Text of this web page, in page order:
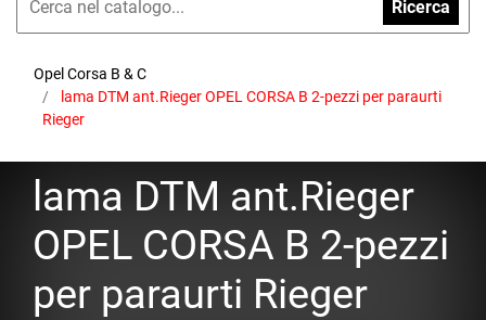
Ricerca
Opel Corsa B & C
lama DTM ant.Rieger OPEL CORSA B 2-pezzi per paraurti
Rieger
lama DTM ant.Rieger
OPEL CORSA B 2-pezzi
per paraurti Rieger